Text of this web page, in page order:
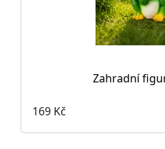
Zahradní
169 Kč